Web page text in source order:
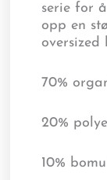
serie for
opp en
oversized
70%
20%
10%